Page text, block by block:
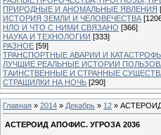
ПРИРОДНЫЕ И АНОМАЛЬНЫЕ ЯВЛЕНИЯ
ИСТОРИЯ ЗЕМЛИ И ЧЕЛОВЕЧЕСТВА
НЛО И ЧТО С НИМИ СВЯЗАНО [366]
НАУКА И ТЕХНОЛОГИИ [333]
РАЗНОЕ [59]
ТРАНСПОРТНЫЕ АВАРИИ И
ЛУЧШИЕ РЕАЛЬНЫЕ ИСТОРИИ
ТАИНСТВЕННЫЕ И СТРАННЫЕ
СТРАШИЛКИ НА НОЧЬ [290]
Главная » 2014 » Декабрь » 12 »
АСТЕРОИД АПОФИС. УГРОЗА 2036